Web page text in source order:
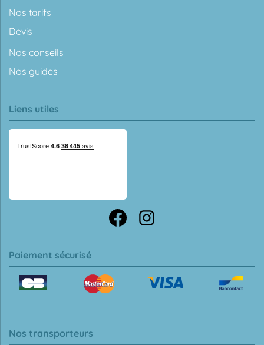
Nos tarifs
Devis
Nos conseils
Nos guides
Liens utiles
Paiement sécurisé
Nos transporteurs